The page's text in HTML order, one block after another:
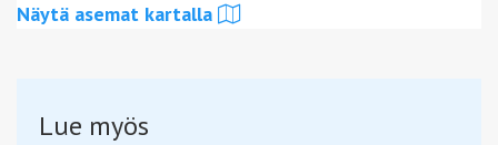
Näytä asemat kartalla
Lue myös